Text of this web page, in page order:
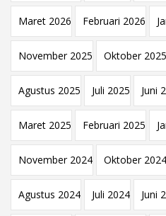
Maret 2026 Februari 2026
November 2025 Oktober 2025
Agustus 2025 Juli 2025 Juni
Maret 2025 Februari 2025
November 2024 Oktober 2024
Agustus 2024 Juli 2024 Juni